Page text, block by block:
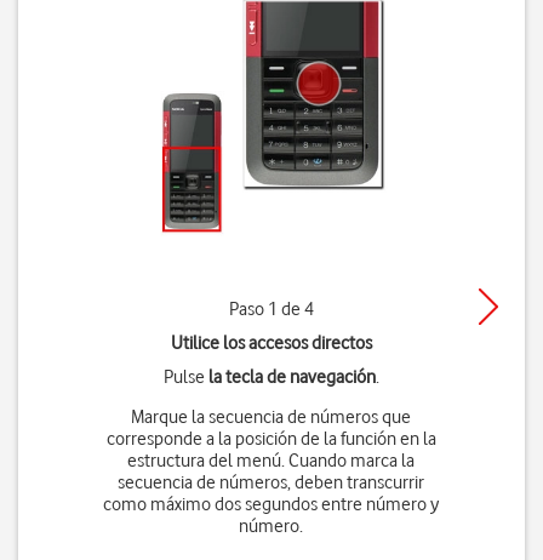
Paso 1 de 4
Utilice los accesos directos
Pulse la tecla de navegación.
Marque la secuencia de números que
corresponde a la posición de la función en la
estructura del menú. Cuando marca la
secuencia de números, deben transcurrir
como máximo dos segundos entre número y
número.